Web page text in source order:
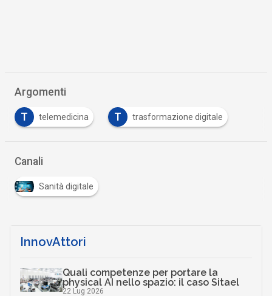
Argomenti
T telemedicina T trasformazione digitale
Canali
Sanità digitale
InnovAttori
Quali competenze per portare la
physical AI nello spazio: il caso Sitael
22 Lug 2026